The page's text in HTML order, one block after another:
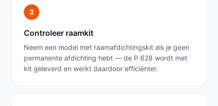
2
Controleer raamkit
Neem een model met raamafdichtingskit als je geen
permanente afdichting hebt — de P 628 wordt met
kit geleverd en werkt daardoor efficiënter.